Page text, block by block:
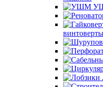
винтоверты